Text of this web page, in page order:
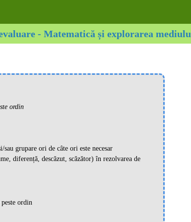
- Matematică și explorarea
ordin
grupare ori de câte ori este necesar
diferență, descăzut, scăzător) în rezolvarea de
ordin